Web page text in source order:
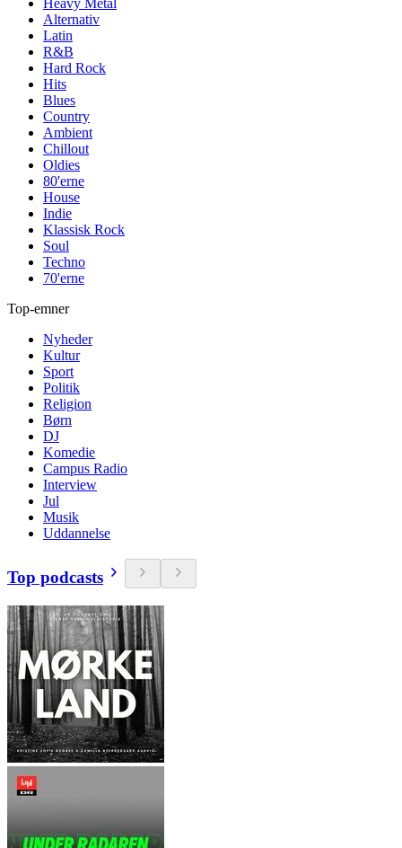
Heavy Metal
Alternativ
Latin
R&B
Hard Rock
Hits
Blues
Country
Ambient
Chillout
Oldies
80'erne
House
Indie
Klassisk Rock
Soul
Techno
70'erne
Top-emner
Nyheder
Kultur
Sport
Politik
Religion
Børn
DJ
Komedie
Campus Radio
Interview
Jul
Musik
Uddannelse
Top podcasts